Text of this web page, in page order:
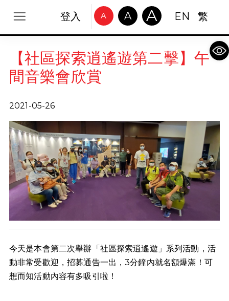
登入 A A A EN 繁
【社區探索逍遙遊第二擊】午
間音樂會欣賞
2021-05-26
今天是本會第二次舉辦「社區探索逍遙遊」系列活動，活
動非常受歡迎，招募通告一出，3分鐘內就名額爆滿！可
想而知活動內容有多吸引啦！